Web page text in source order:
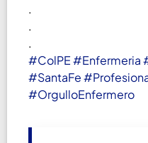
.
.
.
#ColPE#Enfermeria
#SantaFe
#OrgulloEnfermero